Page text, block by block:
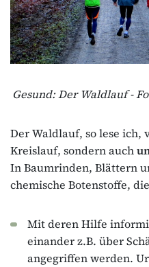
Gesund: Der Waldlauf -
Der Waldlauf, so lese ich,
Kreislauf, sondern auch
In Baumrinden, Blättern
chemische Botenstoffe,
Mit deren Hilfe
einander z.B. über
angegriffen werden.